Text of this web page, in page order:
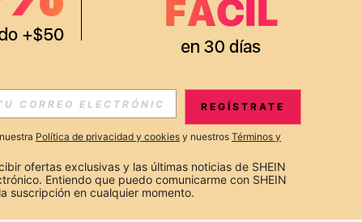
APP
EXCLUSIVAS, PROMOCIONES Y NOTICIAS DE SHEIN
Suscribir
REGÍSTRATE
Política de privacidad y cookies y nuestros Términos y
ofertas exclusivas y las últimas noticias de SHEIN
Entiendo que puedo comunicarme con SHEIN
suscripción en cualquier momento.